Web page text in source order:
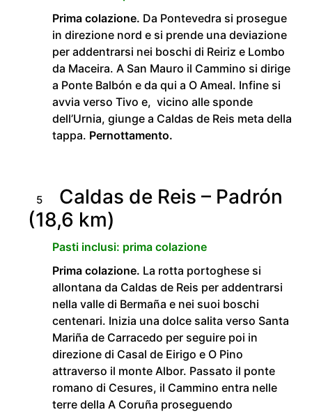
Prima colazione. Da Pontevedra si prosegue
in direzione nord e si prende una deviazione
per addentrarsi nei boschi di Reiriz e Lombo
da Maceira. A San Mauro il Cammino si dirige
a Ponte Balbón e da qui a O Ameal. Infine si
avvia verso Tivo e, vicino alle sponde
dell’Urnia, giunge a Caldas de Reis meta della
tappa. Pernottamento.
5
Caldas de Reis – Padrón
(18,6 km)
Pasti inclusi: prima colazione
Prima colazione. La rotta portoghese si
allontana da Caldas de Reis per addentrarsi
nella valle di Bermaña e nei suoi boschi
centenari. Inizia una dolce salita verso Santa
Mariña de Carracedo per seguire poi in
direzione di Casal de Eirigo e O Pino
attraverso il monte Albor. Passato il ponte
romano di Cesures, il Cammino entra nelle
terre della A Coruña proseguendo